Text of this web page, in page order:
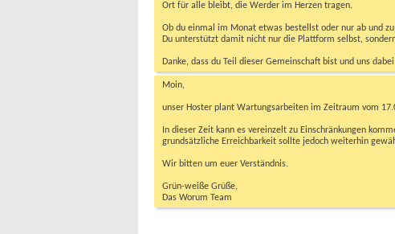
Ort für alle bleibt, die Werder im Herzen tragen.
Ob du einmal im Monat etwas bestellst oder nur ab und
Du unterstützt damit nicht nur die Plattform selbst,
Danke, dass du Teil dieser Gemeinschaft bist und uns
Moin,
unser Hoster plant Wartungsarbeiten im Zeitraum vom
In dieser Zeit kann es vereinzelt zu Einschränkungen
grundsätzliche Erreichbarkeit sollte jedoch weiterhin
Wir bitten um euer Verständnis.
Grün-weiße Grüße,
Das Worum Team